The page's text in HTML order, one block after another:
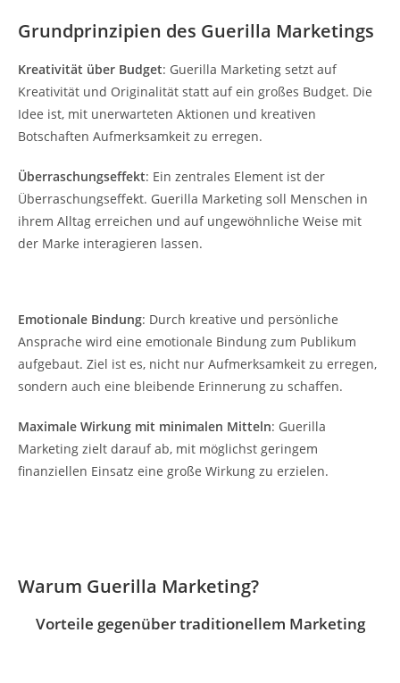
Grundprinzipien des Guerilla Marketings
Kreativität über Budget: Guerilla Marketing setzt auf
Kreativität und Originalität statt auf ein großes Budget. Die
Idee ist, mit unerwarteten Aktionen und kreativen
Botschaften Aufmerksamkeit zu erregen.
Überraschungseffekt: Ein zentrales Element ist der
Überraschungseffekt. Guerilla Marketing soll Menschen in
ihrem Alltag erreichen und auf ungewöhnliche Weise mit
der Marke interagieren lassen.
Emotionale Bindung: Durch kreative und persönliche
Ansprache wird eine emotionale Bindung zum Publikum
aufgebaut. Ziel ist es, nicht nur Aufmerksamkeit zu erregen,
sondern auch eine bleibende Erinnerung zu schaffen.
Maximale Wirkung mit minimalen Mitteln: Guerilla
Marketing zielt darauf ab, mit möglichst geringem
finanziellen Einsatz eine große Wirkung zu erzielen.
Warum Guerilla Marketing?
Vorteile gegenüber traditionellem Marketing